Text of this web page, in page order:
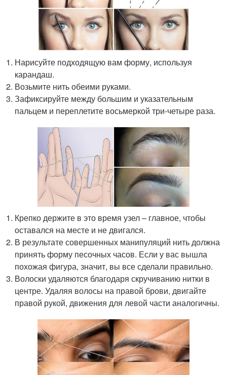
Нарисуйте подходящую вам форму, используя
карандаш.
Возьмите нить обеими руками.
Зафиксируйте между большим и указательным
пальцем и переплетите восьмеркой три-четыре раза.
Крепко держите в это время узел – главное, чтобы
оставался на месте и не двигался.
В результате совершенных манипуляций нить должна
принять форму песочных часов. Если у вас вышла
похожая фигура, значит, вы все сделали правильно.
Волоски удаляются благодаря скручиванию нитки в
центре. Удаляя волосы на правой брови, двигайте
правой рукой, движения для левой части аналогичны.